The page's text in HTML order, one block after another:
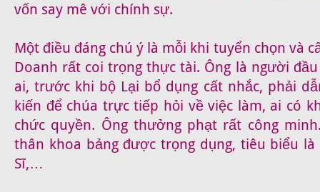
vốn say mê với chính sự.
Một điều đáng chú ý là mỗi khi tuyển chọn và
Doanh rất coi trọng thực tài. Ông là người
ai, trước khi bộ Lại bổ dụng cất nhắc, phải
kiến để chúa trực tiếp hỏi về việc làm, ai có
chức quyền. Ông thưởng phạt rất công
thân khoa bảng được trọng dụng, tiêu biểu là
Sĩ,…